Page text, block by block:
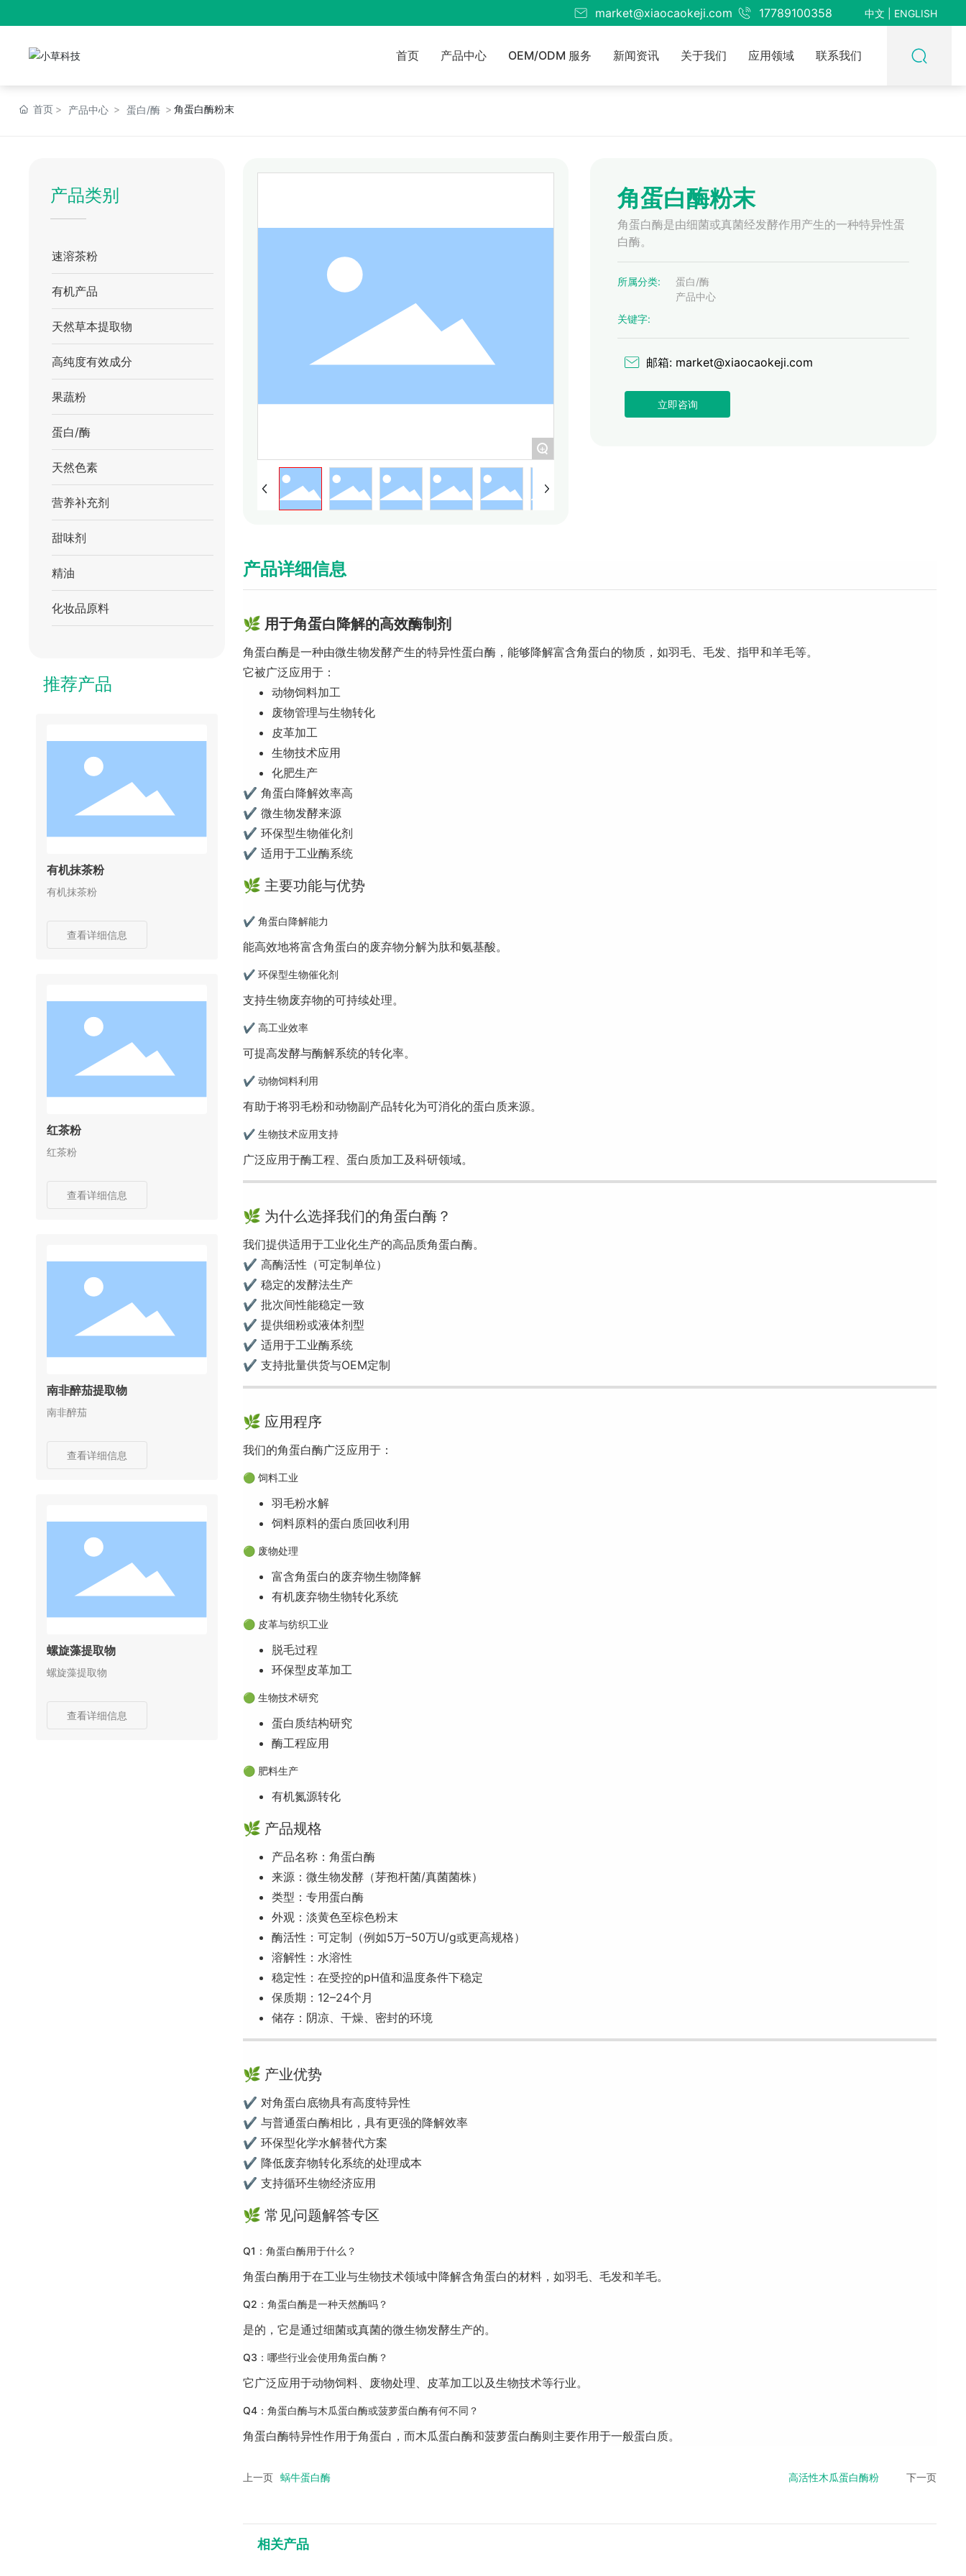
market@xiaocaokeji.com 17789100358 中文 ENGLISH
首页 产品中心 OEM/ODM 服务 新闻资讯 关于我们 应用领域 联系我们
首页 产品中心 蛋白/酶 角蛋白酶粉末
产品类别
速溶茶粉
有机产品
天然草本提取物
高纯度有效成分
果蔬粉
蛋白/酶
天然色素
营养补充剂
甜味剂
精油
化妆品原料
推荐产品
有机抹茶粉
有机抹茶粉
查看详细信息
红茶粉
红茶粉
查看详细信息
南非醉茄提取物
南非醉茄
查看详细信息
螺旋藻提取物
螺旋藻提取物
查看详细信息
+
角蛋白酶粉末
角蛋白酶是由细菌或真菌经发酵作用产生的一种特异性蛋
白酶。
所属分类:
蛋白/酶
产品中心
关键字:
邮箱: market@xiaocaokeji.com
立即咨询
产品详细信息
🌿 用于角蛋白降解的高效酶制剂
角蛋白酶是一种由微生物发酵产生的特异性蛋白酶，能够降解富含角蛋白的物质，如羽毛、毛发、指甲和羊毛等。
它被广泛应用于：
动物饲料加工
废物管理与生物转化
皮革加工
生物技术应用
化肥生产
✔ 角蛋白降解效率高
✔ 微生物发酵来源
✔ 环保型生物催化剂
✔ 适用于工业酶系统
🌿 主要功能与优势
✔ 角蛋白降解能力
能高效地将富含角蛋白的废弃物分解为肽和氨基酸。
✔ 环保型生物催化剂
支持生物废弃物的可持续处理。
✔ 高工业效率
可提高发酵与酶解系统的转化率。
✔ 动物饲料利用
有助于将羽毛粉和动物副产品转化为可消化的蛋白质来源。
✔ 生物技术应用支持
广泛应用于酶工程、蛋白质加工及科研领域。
🌿 为什么选择我们的角蛋白酶？
我们提供适用于工业化生产的高品质角蛋白酶。
✔ 高酶活性（可定制单位）
✔ 稳定的发酵法生产
✔ 批次间性能稳定一致
✔ 提供细粉或液体剂型
✔ 适用于工业酶系统
✔ 支持批量供货与OEM定制
🌿 应用程序
我们的角蛋白酶广泛应用于：
🟢 饲料工业
羽毛粉水解
饲料原料的蛋白质回收利用
🟢 废物处理
富含角蛋白的废弃物生物降解
有机废弃物生物转化系统
🟢 皮革与纺织工业
脱毛过程
环保型皮革加工
🟢 生物技术研究
蛋白质结构研究
酶工程应用
🟢 肥料生产
有机氮源转化
🌿 产品规格
产品名称：角蛋白酶
来源：微生物发酵（芽孢杆菌/真菌菌株）
类型：专用蛋白酶
外观：淡黄色至棕色粉末
酶活性：可定制（例如5万–50万U/g或更高规格）
溶解性：水溶性
稳定性：在受控的pH值和温度条件下稳定
保质期：12–24个月
储存：阴凉、干燥、密封的环境
🌿 产业优势
✔ 对角蛋白底物具有高度特异性
✔ 与普通蛋白酶相比，具有更强的降解效率
✔ 环保型化学水解替代方案
✔ 降低废弃物转化系统的处理成本
✔ 支持循环生物经济应用
🌿 常见问题解答专区
Q1：角蛋白酶用于什么？
角蛋白酶用于在工业与生物技术领域中降解含角蛋白的材料，如羽毛、毛发和羊毛。
Q2：角蛋白酶是一种天然酶吗？
是的，它是通过细菌或真菌的微生物发酵生产的。
Q3：哪些行业会使用角蛋白酶？
它广泛应用于动物饲料、废物处理、皮革加工以及生物技术等行业。
Q4：角蛋白酶与木瓜蛋白酶或菠萝蛋白酶有何不同？
角蛋白酶特异性作用于角蛋白，而木瓜蛋白酶和菠萝蛋白酶则主要作用于一般蛋白质。
上一页 蜗牛蛋白酶 高活性木瓜蛋白酶粉 下一页
相关产品